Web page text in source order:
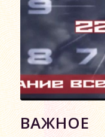
ВАЖНОЕ